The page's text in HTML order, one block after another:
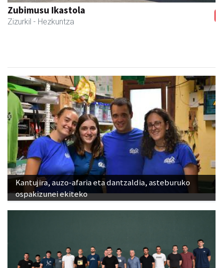
Eizmendi ile-apaindegia
Amasa-Villabona - Ile-apaindegiak
Kantujira, auzo-afaria eta dantzaldia, asteburuko
ospakizunei ekiteko